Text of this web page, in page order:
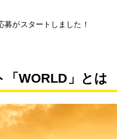
がスタートしました！
WORLD」とは